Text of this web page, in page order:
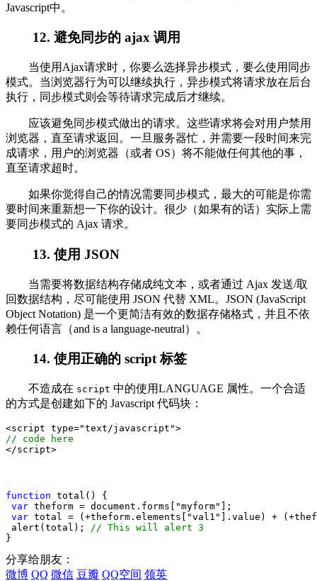
Javascript中。
12. 避免同步的 ajax 调用
当使用Ajax请求时，你要么选择异步模式，要么使用同步
模式。当浏览器行为可以继续执行，异步模式将请求放在后台
执行，同步模式则会等待请求完成后才继续。
应该避免同步模式做出的请求。这些请求将会对用户禁用
浏览器，直至请求返回。一旦服务器忙，并需要一段时间来完
成请求，用户的浏览器（或者 OS）将不能做任何其他的事，
直至请求超时。
如果你觉得自己的情况需要同步模式，最大的可能是你需
要时间来重新想一下你的设计。很少（如果有的话）实际上需
要同步模式的 Ajax 请求。
13. 使用 JSON
当需要将数据结构存储成纯文本，或者通过 Ajax 发送/取
回数据结构，尽可能使用 JSON 代替 XML。JSON (JavaScript
Object Notation) 是一个更简洁有效的数据存储格式，并且不依
赖任何语言（and is a language-neutral）。
14. 使用正确的 script 标签
不造成在 script 中的使用LANGUAGE 属性。一个合适
的方式是创建如下的 Javascript 代码块：
<script type="text/javascript ">
// code here
</script>
function total() {
var theform = document.forms[ "myform"
];
var total = ( +theform.elements[ "val1 " ].value) + ( +
alert(total); // This will alert 3
}
分享给朋友：
微博 QQ 微信 豆瓣 QQ空间 领英